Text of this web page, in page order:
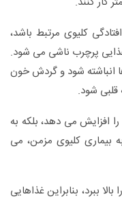
کلیوی مرتبط باشد،
پرچرب ناشی می شود.
انباشته شود و گردش خون
قلبی شود.
افزایش می دهد، بلکه به
بیماری کلیوی مزمن، می
ببرد، بنابراین غذاهایی